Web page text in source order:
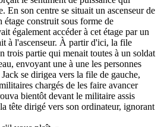
En son centre se situait un ascenseur de
étage construit sous forme de
également accéder à cet étage par un
à l'ascenseur. À partir d'ici, la file
trois partie qui menait toutes à un soldat
envoyant une à une les personnes
se dirigea vers la file de gauche,
chargés de les faire avancer
bientôt devant le militaire assis
tête dirigé vers son ordinateur, ignorant